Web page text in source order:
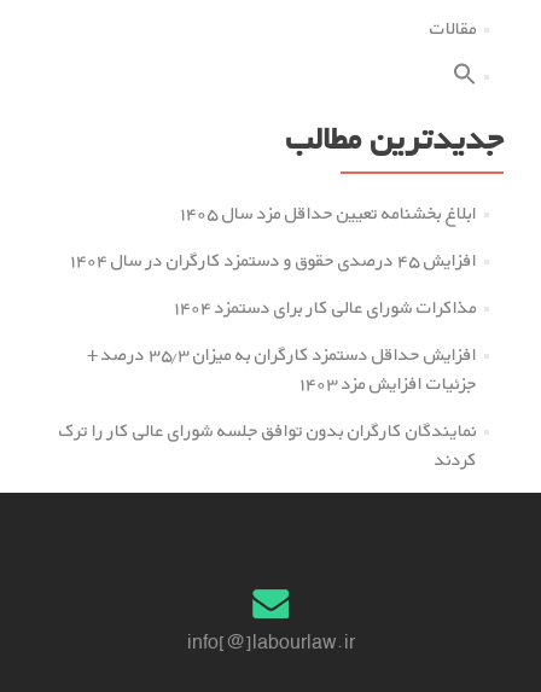
مقالات
جدیدترین مطالب
ابلاغ بخشنامه تعیین حداقل مزد سال ۱۴۰۵
افزایش ۴۵ درصدی حقوق و دستمزد کارگران در سال ۱۴۰۴
مذاکرات شورای عالی کار برای دستمزد ۱۴۰۴
افزایش حداقل دستمزد کارگران به میزان ۳۵.۳ درصد +
جزئیات افزایش مزد ۱۴۰۳
نمایندگان کارگران بدون توافق جلسه شورای عالی کار را ترک
کردند
info[@]labourlaw.ir